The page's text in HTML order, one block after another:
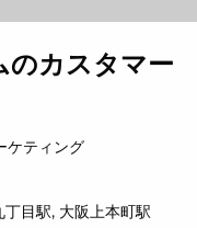
のカスタマー
ケティング
丁目駅, 大阪上本町駅